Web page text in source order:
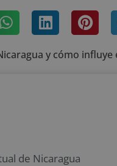
y cómo
de Nicaragua